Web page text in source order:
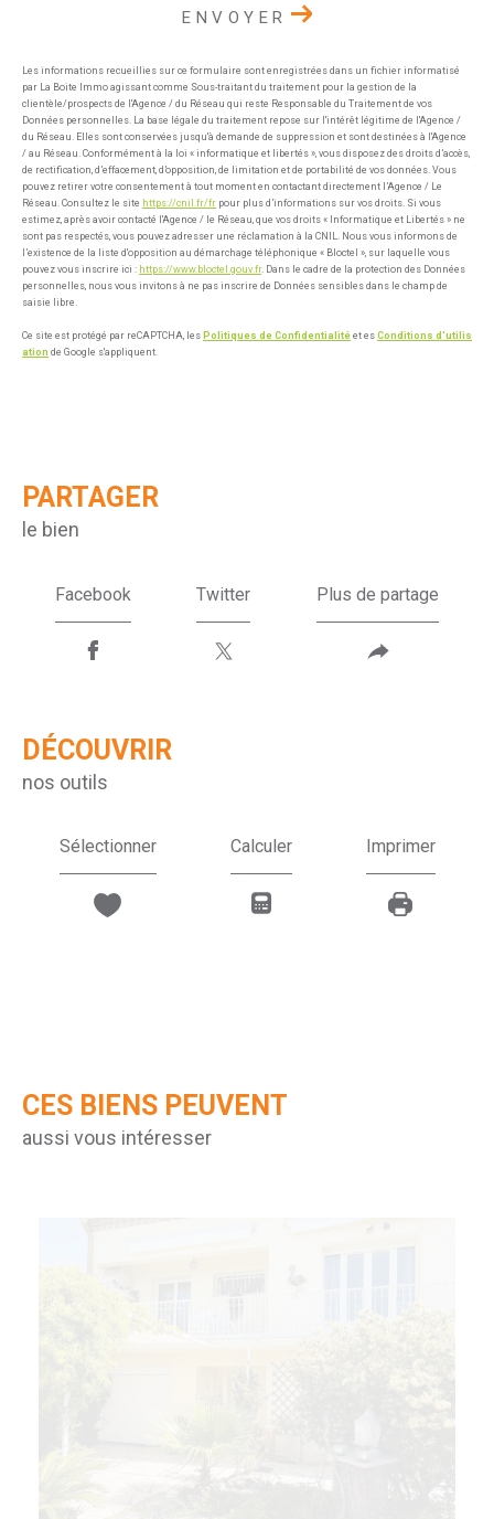
ENVOYER
Les informations recueillies sur ce formulaire sont enregistrées dans un fichier informatisé
par La Boite Immo agissant comme Sous-traitant du traitement pour la gestion de la
clientèle/prospects de l'Agence / du Réseau qui reste Responsable du Traitement de vos
Données personnelles. La base légale du traitement repose sur l'intérêt légitime de l'Agence /
du Réseau. Elles sont conservées jusqu'à demande de suppression et sont destinées à l'Agence
/ au Réseau. Conformément à la loi « informatique et libertés », vous disposez des droits d’accès,
de rectification, d’effacement, d’opposition, de limitation et de portabilité de vos données. Vous
pouvez retirer votre consentement à tout moment en contactant directement l’Agence / Le
Réseau. Consultez le site https://cnil.fr/fr pour plus d’informations sur vos droits. Si vous
estimez, après avoir contacté l'Agence / le Réseau, que vos droits « Informatique et Libertés » ne
sont pas respectés, vous pouvez adresser une réclamation à la CNIL. Nous vous informons de
l’existence de la liste d'opposition au démarchage téléphonique « Bloctel », sur laquelle vous
pouvez vous inscrire ici : https://www.bloctel.gouv.fr. Dans le cadre de la protection des Données
personnelles, nous vous invitons à ne pas inscrire de Données sensibles dans le champ de
saisie libre.
Ce site est protégé par reCAPTCHA, les Politiques de Confidentialité et es Conditions d'utilis
ation de Google s'appliquent.
PARTAGER
le bien
Facebook Twitter Plus de partage
DÉCOUVRIR
nos outils
Sélectionner Calculer Imprimer
CES BIENS PEUVENT
aussi vous intéresser